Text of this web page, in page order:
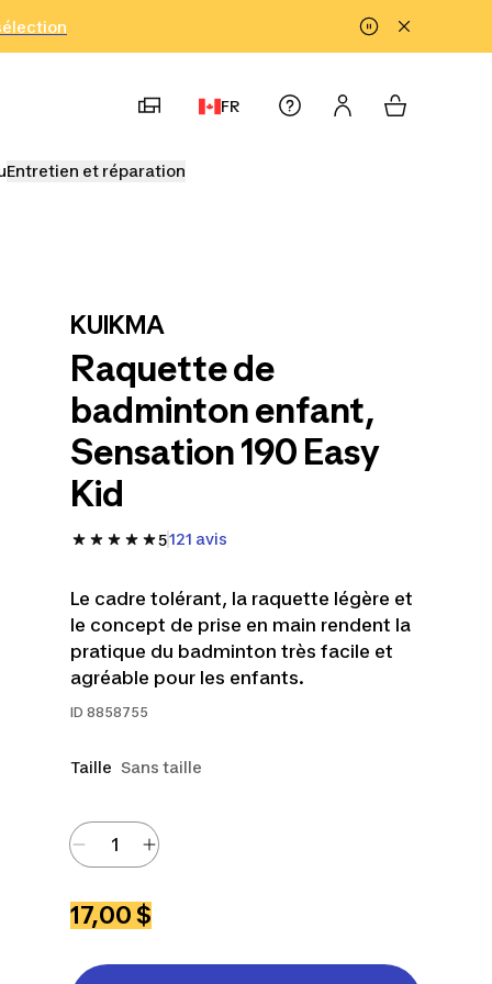
FR
Entretien et réparation
KUIKMA
Raquette de
badminton enfant,
Sensation 190 Easy
Kid
5121 avis
Le cadre tolérant, la raquette légère et
le concept de prise en main rendent la
pratique du badminton très facile et
agréable pour les enfants.
ID 8858755
Taille Sans taille
17,00 $